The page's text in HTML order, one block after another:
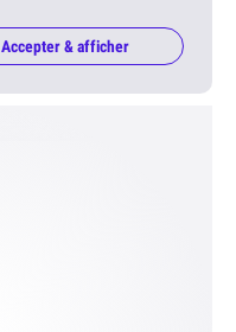
Accepter & afficher